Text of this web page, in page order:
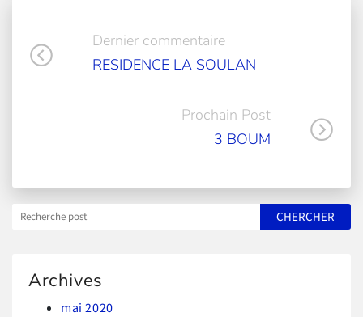
Dernier commentaire
RESIDENCE LA SOULAN
Prochain Post
3 BOUM
Archives
mai 2020